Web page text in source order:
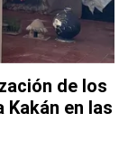
de los
Kakán en las